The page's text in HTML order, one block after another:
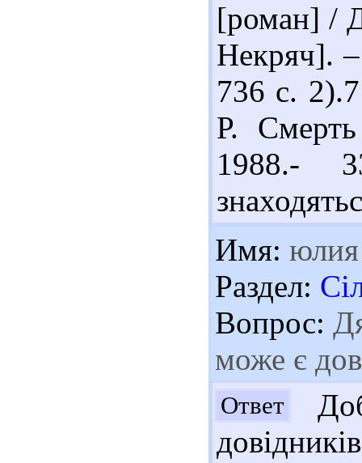
[роман] /
Некряч].
736 с.
Р.
1988.-
Имя: юлия
Раздел:
Вопрос:
може є
Ответ